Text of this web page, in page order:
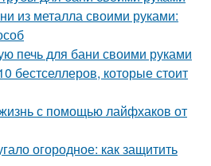
из металла своими руками:
печь для бани своими руками
бестселлеров, которые стоит
с помощью лайфхаков от
огородное: как защитить